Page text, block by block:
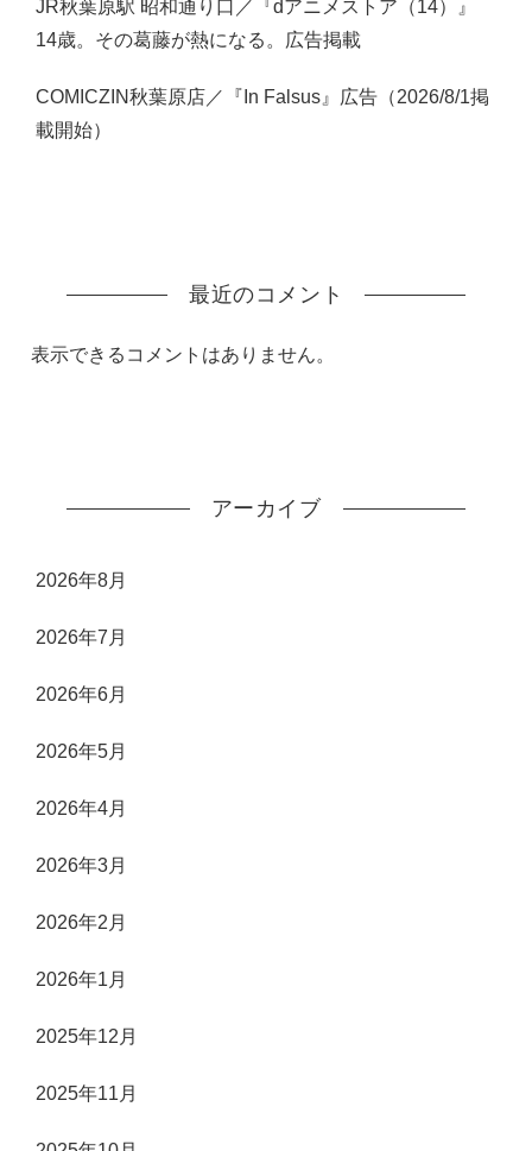
JR秋葉原駅 昭和通り口／『dアニメストア（14）』
14歳。その葛藤が熱になる。広告掲載
COMICZIN秋葉原店／『In Falsus』広告（2026/8/1掲
載開始）
最近のコメント
表示できるコメントはありません。
アーカイブ
2026年8月
2026年7月
2026年6月
2026年5月
2026年4月
2026年3月
2026年2月
2026年1月
2025年12月
2025年11月